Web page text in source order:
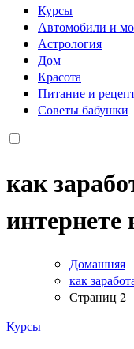
Курсы
Автомобили и
Астрология
Дом
Красота
Питание и
Советы бабушки
как
интернете
Домашняя
как
Страниц 2
Курсы